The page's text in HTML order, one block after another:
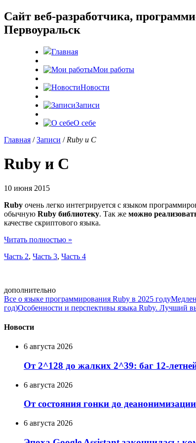
Cайт веб-разработчика,
Первоуральск
Главная
Мои работы
Новости
Записи
О себе
Главная /Записи / Ruby и C
Ruby и C
10 июня 2015
Ruby очень легко интегрируется с языком
обычную Ruby библиотеку. Так же можно
качестве скриптового языка.
Читать полностью »
Часть 2, Часть 3, Часть 4
дополнительно
Все о языке программирования Ruby в 2025 году
год)Особенности и перспективы языка Ruby. Лучший
Новости
6 августа 2026
От 2^128 до жалких 2^39: баг 12-
6 августа 2026
От состояния гонки до
6 августа 2026